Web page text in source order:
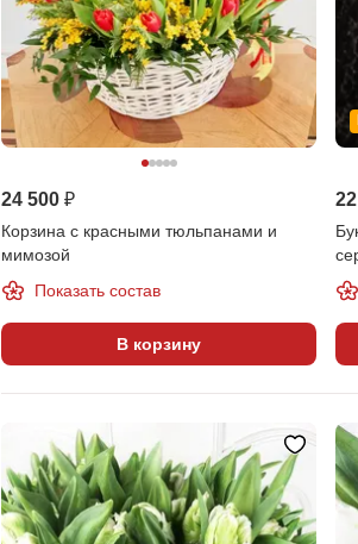
24 500 ₽
Корзина с красными тюльпанами и
мимозой
Показать состав
В корзину